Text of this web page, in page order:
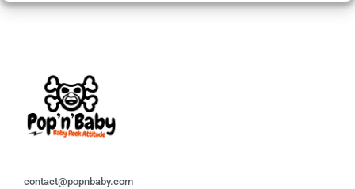
contact@popnbaby.com